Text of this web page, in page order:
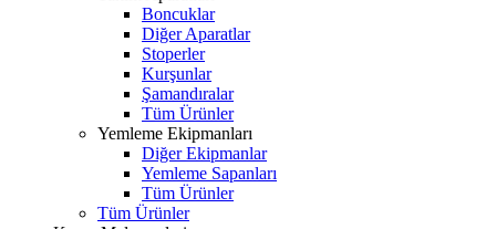
Boncuklar
Diğer Aparatlar
Stoperler
Kurşunlar
Şamandıralar
Tüm Ürünler
Yemleme Ekipmanları
Diğer Ekipmanlar
Yemleme Sapanları
Tüm Ürünler
Tüm Ürünler